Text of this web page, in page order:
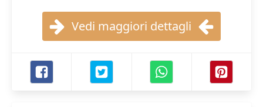
Vedi maggiori dettagli